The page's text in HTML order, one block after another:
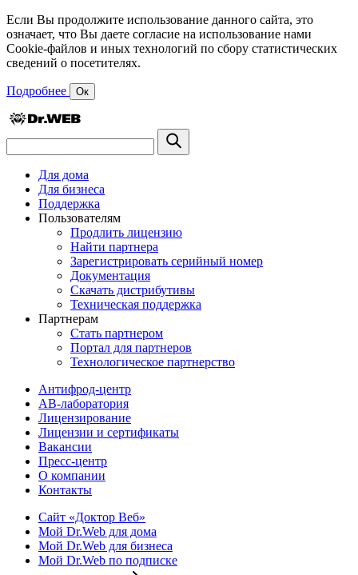
Если Вы продолжите использование данного сайта, это
означает, что Вы даете согласие на использование нами
Cookie-файлов и иных технологий по сбору статистических
сведений о посетителях.
Подробнее Ок
Для дома
Для бизнеса
Поддержка
Пользователям
Продлить лицензию
Найти партнера
Зарегистрировать серийный номер
Документация
Скачать дистрибутивы
Техническая поддержка
Партнерам
Стать партнером
Портал для партнеров
Технологическое партнерство
Антифрод-центр
АВ-лаборатория
Лицензирование
Лицензии и сертификаты
Вакансии
Пресс-центр
О компании
Контакты
Сайт «Доктор Веб»
Мой Dr.Web для дома
Мой Dr.Web для бизнеса
Мой Dr.Web по подписке